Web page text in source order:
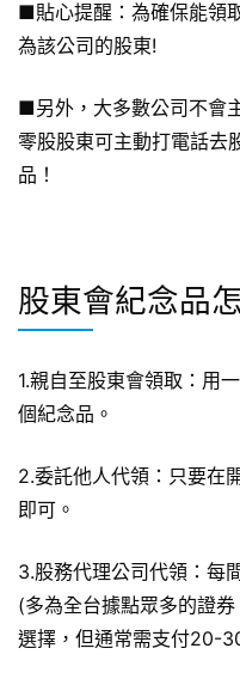
■貼心提醒：為確保能領
為該公司的股東!
■另外，大多數公司不會
零股股東可主動打電話去
品！
股東會紀念品
1.親自至股東會領取：用
個紀念品。
2.委託他人代領：只要在
即可。
3.股務代理公司代領：每
(多為全台據點眾多的證
選擇，但通常需支付20-